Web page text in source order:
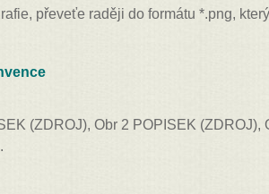
převeťe raději do formátu *.png,
(ZDROJ), Obr 2 POPISEK (ZDROJ),